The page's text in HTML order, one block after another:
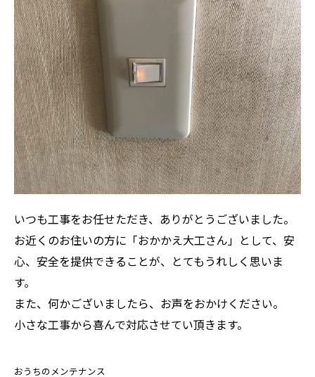
いつも工事をお任せただき、ありがとうございました。
お近くのお住いの方に「おかかえ大工さん」として、安
心、安全を提供できることが、とてもうれしく思いま
す。
また、何かございましたら、お声をおかけください。
小さな工事から喜んで対応させてい頂きます。
おうちのメンテナンス